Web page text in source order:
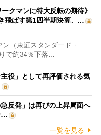
ークマンに特大反転の期待》
飛ばす第1四半期決算、…
（東証スタンダード・
で約34％下落…
役」として再評価される気
反発」は再びの上昇局面へ
…
一覧を見る